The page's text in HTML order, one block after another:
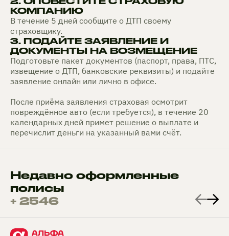
КОМПАНИЮ
В течение 5 дней сообщите о ДТП своему
страховщику.
3. ПОДАЙТЕ ЗАЯВЛЕНИЕ И
ДОКУМЕНТЫ НА ВОЗМЕЩЕНИЕ
Подготовьте пакет документов (паспорт, права, ПТС,
извещение о ДТП, банковские реквизиты) и подайте
заявление онлайн или лично в офисе.
После приёма заявления страховая осмотрит
повреждённое авто (если требуется), в течение 20
календарных дней примет решение о выплате и
перечислит деньги на указанный вами счёт.
Недавно оформленные
полисы
+ 2546